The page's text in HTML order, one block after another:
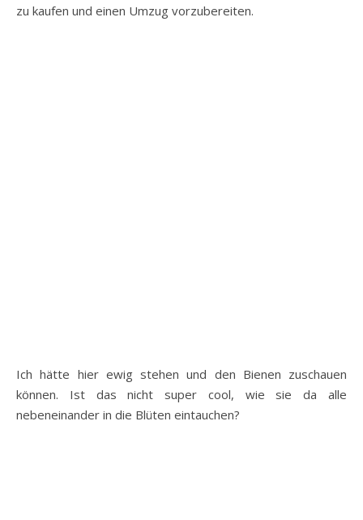
zu kaufen und einen Umzug vorzubereiten.
Ich hätte hier ewig stehen und den Bienen zuschauen
können. Ist das nicht super cool, wie sie da alle
nebeneinander in die Blüten eintauchen?